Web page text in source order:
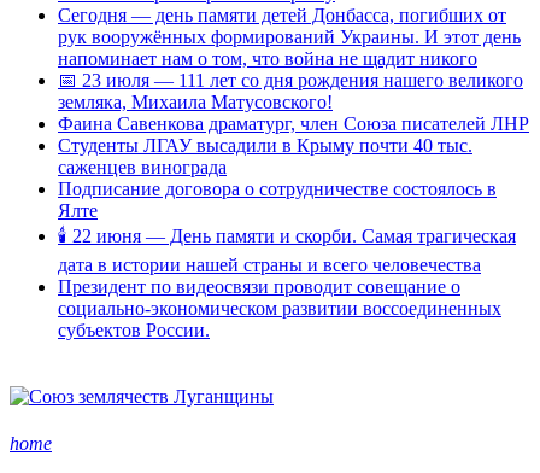
Сегодня — день памяти детей Донбасса, погибших от
рук вооружённых формирований Украины. И этот день
напоминает нам о том, что война не щадит никого
📅 23 июля — 111 лет со дня рождения нашего великого
земляка, Михаила Матусовского!
Фаина Савенкова драматург, член Союза писателей ЛНР
Студенты ЛГАУ высадили в Крыму почти 40 тыс.
саженцев винограда
Подписание договора о сотрудничестве состоялось в
Ялте
🕯 22 июня — День памяти и скорби. Самая трагическая
дата в истории нашей страны и всего человечества
Президент по видеосвязи проводит совещание о
социально-экономическом развитии воссоединенных
субъектов России.
home